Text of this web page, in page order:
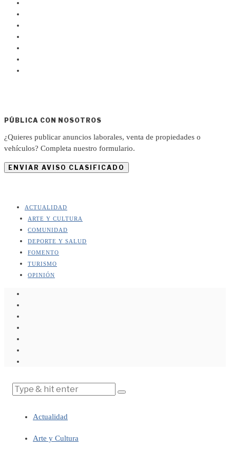
PÚBLICA CON NOSOTROS
¿Quieres publicar anuncios laborales, venta de propiedades o
vehículos? Completa nuestro formulario.
ENVIAR AVISO CLASIFICADO
ACTUALIDAD
ARTE Y CULTURA
COMUNIDAD
DEPORTE Y SALUD
FOMENTO
TURISMO
OPINIÓN
Actualidad
Arte y Cultura